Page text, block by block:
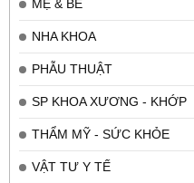
MẸ & BÉ
NHA KHOA
PHẪU THUẬT
SP KHOA XƯƠNG - KHỚP
THẨM MỸ - SỨC KHỎE
VẬT TƯ Y TẾ